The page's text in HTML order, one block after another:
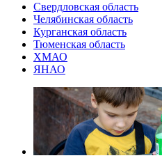
Свердловская область
Челябинская область
Курганская область
Тюменская область
ХМАО
ЯНАО